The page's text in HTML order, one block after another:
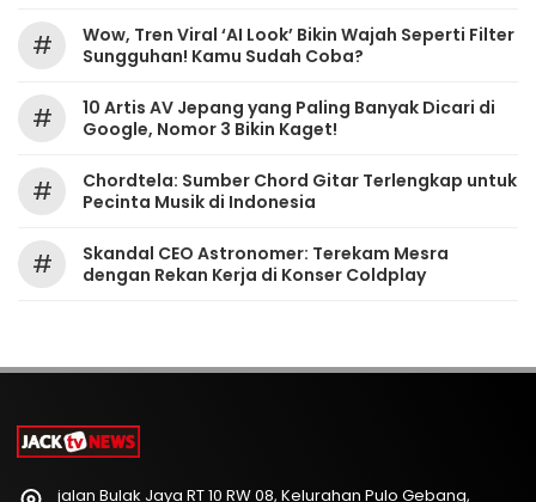
#
Wow, Tren Viral ‘AI Look’ Bikin Wajah Seperti Filter
Sungguhan! Kamu Sudah Coba?
#
10 Artis AV Jepang yang Paling Banyak Dicari di
Google, Nomor 3 Bikin Kaget!
#
Chordtela: Sumber Chord Gitar Terlengkap untuk
Pecinta Musik di Indonesia
#
Skandal CEO Astronomer: Terekam Mesra
dengan Rekan Kerja di Konser Coldplay
jalan Bulak Jaya RT 10 RW 08, Kelurahan Pulo Gebang,